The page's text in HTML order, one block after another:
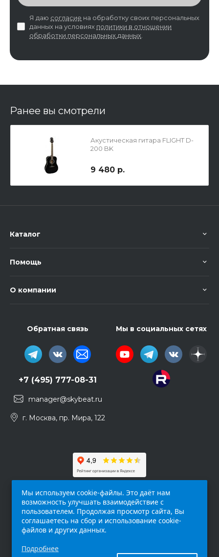
Я даю согласие на обработку своих персональных
данных на условиях политики в отношении
обработки персональных данных
Ранее вы смотрели
Акустическая гитара FLIGHT D-
200 BK
9 480 р.
Каталог
Помощь
О компании
Обратная связь
+7 (495) 777-08-31
manager@skybeat.ru
г. Москва, пр. Мира, 122
Мы в социальных сетях
интернет-сайт (
Мы используем cookie-файлы. Это даёт нам
возможность улучшать взаимодействие с
пользователем. Продолжая просмотр сайта, Вы
соглашаетесь на сбор и использование cookie-
файлов и других данных.
Подробнее